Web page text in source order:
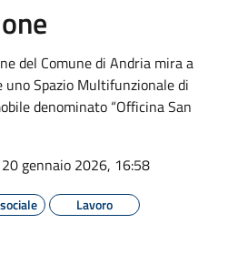
del Comune di Andria mira a
uno Spazio Multifunzionale di
denominato “Officina San
20 gennaio 2026, 16:58
Lavoro